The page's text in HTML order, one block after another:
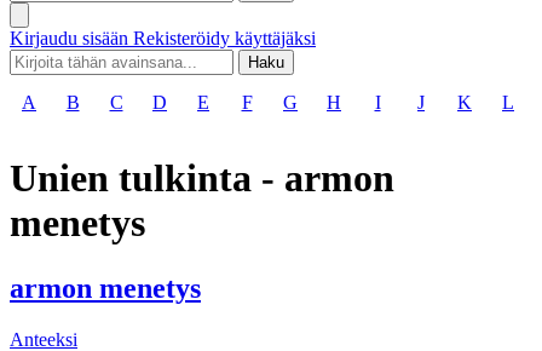
Kirjaudu sisään Rekisteröidy käyttäjäksi
Haku
A B C D E F G H I J K L
Unien tulkinta - armon
menetys
armon menetys
Anteeksi